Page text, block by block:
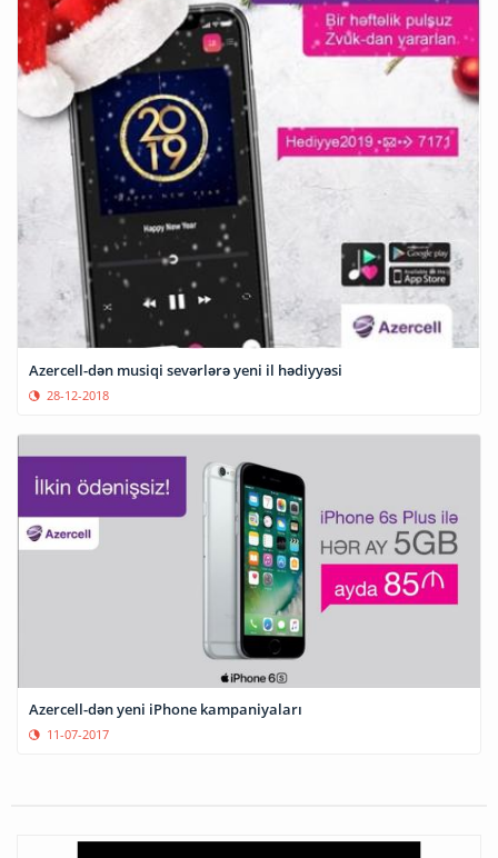
Azercell-dən musiqi sevərlərə yeni il hədiyyəsi
28-12-2018
Azercell-dən yeni iPhone kampaniyaları
11-07-2017